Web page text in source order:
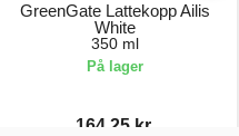
GreenGate Lattekopp Ailis
White
350 ml
På lager
164,25 kr.